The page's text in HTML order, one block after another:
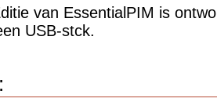
van EssentialPIM is
USB-stck.